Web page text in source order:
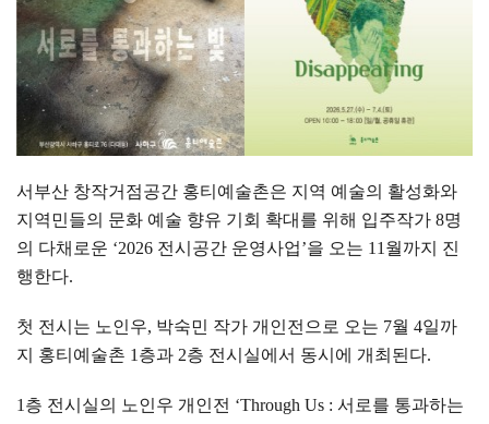
서부산 창작거점공간 홍티예술촌은 지역 예술의 활성화와
지역민들의 문화 예술 향유 기회 확대를 위해 입주작가 8명
의 다채로운 ‘2026 전시공간 운영사업’을 오는 11 월까지 진
행한다.
첫 전시는 노인우, 박숙민 작가 개인전으로 오는 7월 4일까
지 홍티예술촌 1 층과 2층 전시실에서 동시에 개최된다.
1 층 전시실의 노인우 개인전 ‘Through Us : 서로를 통과하는